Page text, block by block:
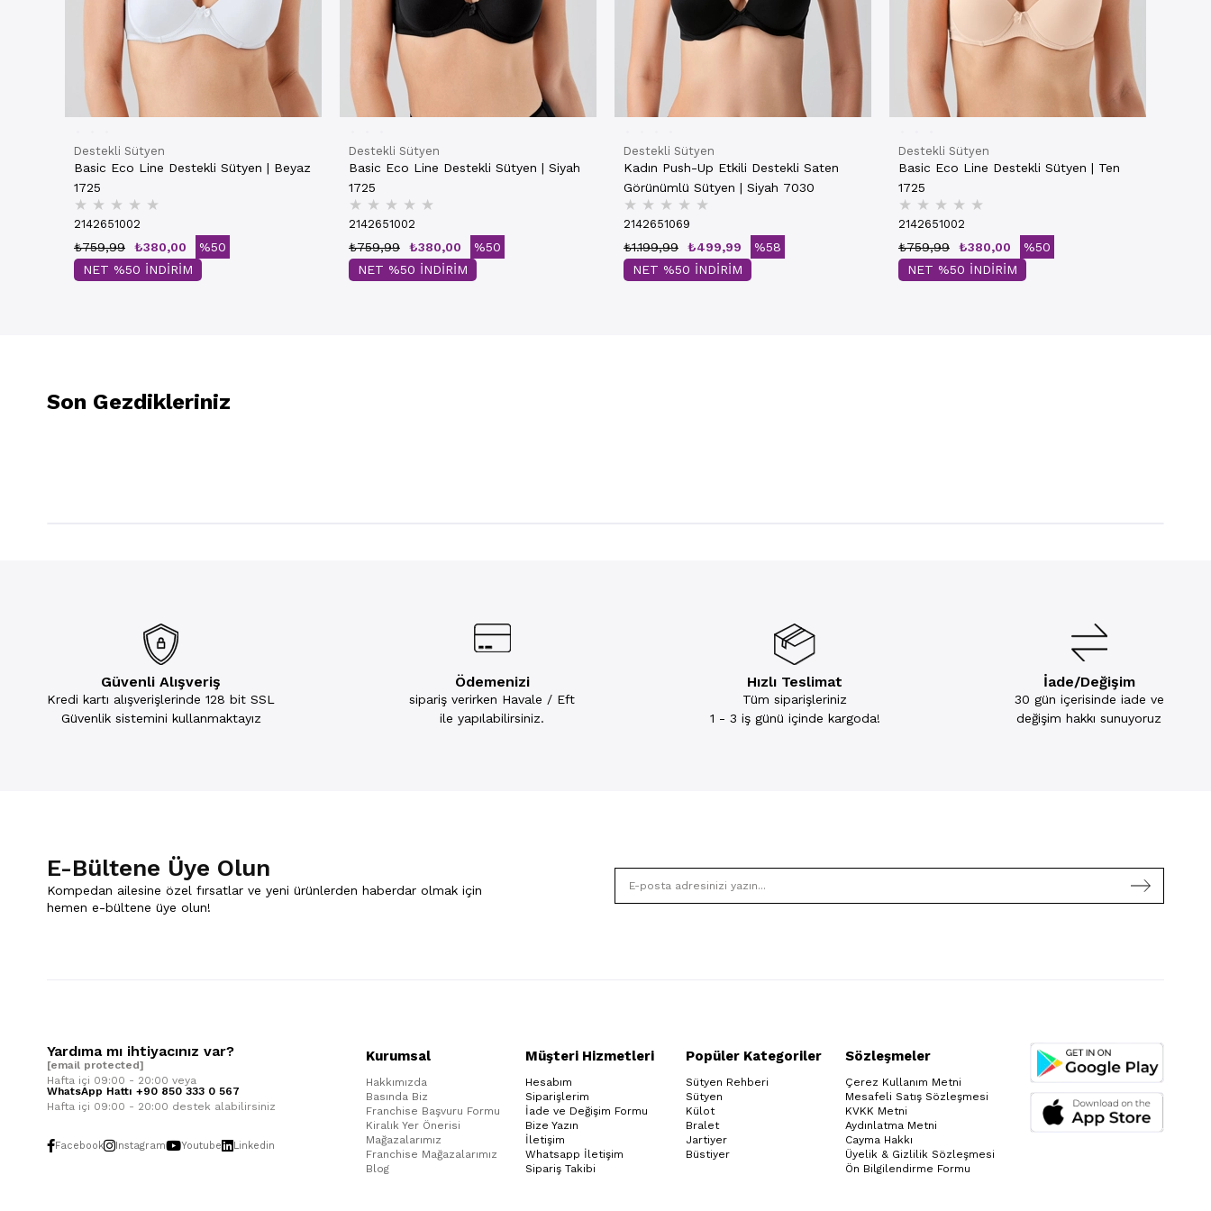
Destekli Sütyen
Basic Eco Line Destekli Sütyen | Beyaz
1725
★ ★ ★ ★ ★
2142651002
₺380,00
₺759,99
%50
NET %50 İNDİRİM
Destekli Sütyen
Basic Eco Line Destekli Sütyen | Siyah
1725
★ ★ ★ ★ ★
2142651002
₺380,00
₺759,99
%50
NET %50 İNDİRİM
Destekli Sütyen
Kadın Push-Up Etkili Destekli Saten
Görünümlü Sütyen | Siyah 7030
★ ★ ★ ★ ★
2142651069
₺499,99
₺1.199,99
%58
NET %50 İNDİRİM
Destekli Sütyen
Basic Eco Line Destekli Sütyen | Ten
1725
★ ★ ★ ★ ★
2142651002
₺380,00
₺759,99
%50
NET %50 İNDİRİM
Son Gezdikleriniz
Güvenli Alışveriş
Kredi kartı alışverişlerinde 128 bit SSL
Güvenlik sistemini kullanmaktayız
Ödemenizi
sipariş verirken Havale / Eft
ile yapılabilirsiniz.
Hızlı Teslimat
Tüm siparişleriniz
1 - 3 iş günü içinde kargoda!
İade/Değişim
30 gün içerisinde iade ve
değişim hakkı sunuyoruz
E-Bültene Üye Olun
Kompedan ailesine özel fırsatlar ve yeni ürünlerden haberdar olmak için
hemen e-bültene üye olun!
Yardıma mı ihtiyacınız var?
[email protected]
Hafta içi 09:00 - 20:00 veya
WhatsApp Hattı +90 850 333 0 567
Hafta içi 09:00 - 20:00 destek alabilirsiniz
Facebook Instagram Youtube Linkedin
Kurumsal
Hakkımızda
Basında Biz
Franchise Başvuru Formu
Kiralık Yer Önerisi
Mağazalarımız
Franchise Mağazalarımız
Blog
Müşteri Hizmetleri
Hesabım
Siparişlerim
İade ve Değişim Formu
Bize Yazın
İletişim
Whatsapp İletişim
Sipariş Takibi
Popüler Kategoriler
Sütyen Rehberi
Sütyen
Külot
Bralet
Jartiyer
Büstiyer
Sözleşmeler
Çerez Kullanım Metni
Mesafeli Satış Sözleşmesi
KVKK Metni
Aydınlatma Metni
Cayma Hakkı
Üyelik & Gizlilik Sözleşmesi
Ön Bilgilendirme Formu